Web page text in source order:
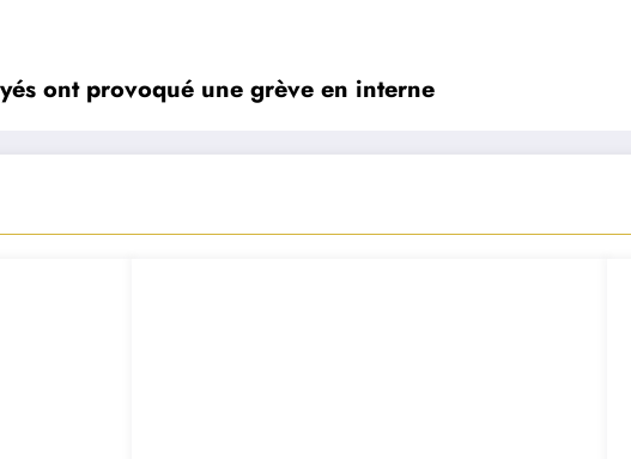
ont provoqué une grève en interne